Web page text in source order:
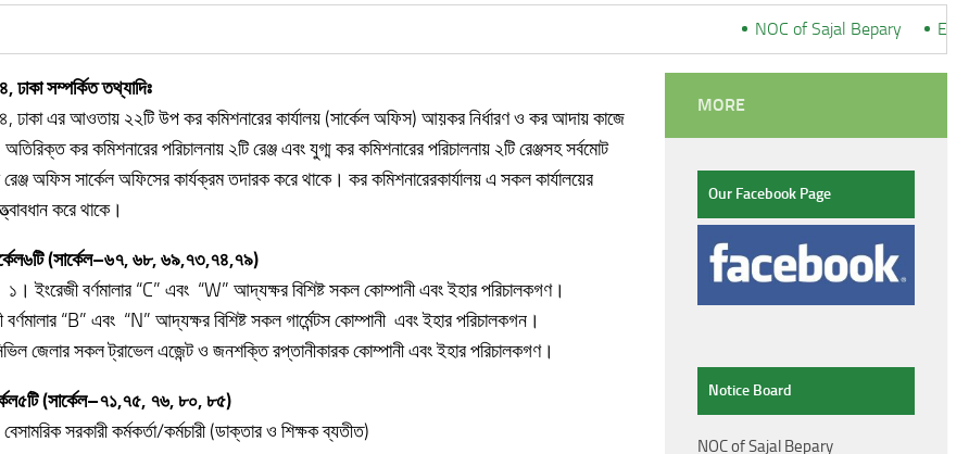
NOC of Sajal Bepary*** Ex-
,ঢাকা সম্পর্কিত তথ্যাদিঃ
ঢাকা এর আওতায় ২২টি উপ কর কমিশনারের কার্যালয় (সার্কেল অফিস) আয়কর নির্ধারণ ও কর আদায় কাজে
কর কমিশনারের পরিচালনায় ২টি রেঞ্জ এবং যুগ্ম কর কমিশনারের পরিচালনায় ২টি রেঞ্জসহ সর্বমোট
রেঞ্জ অফিস সার্কেল অফিসের কার্যক্রম তদারক করে থাকে। কর কমিশনারেরকার্যালয় এ সকল কার্যালয়ের
করে থাকে।
৬টি(সার্কেল–৬৭,৬৮,৬৯,৭৩,৭৪,৭৯)
১। ইংরেজী বর্ণমালার “C” এবং “W” আদ্যক্ষর বিশিষ্ট সকল কোম্পানী এবং ইহার পরিচালকগণ।
“B” এবং “N” আদ্যক্ষর বিশিষ্ট সকল গার্মেন্টস কোম্পানী এবং ইহার পরিচালকগন।
জেলার সকল ট্রাভেল এজেন্ট ও জনশক্তি রপ্তানীকারক কোম্পানী এবং ইহার পরিচালকগণ।
৫টি(সার্কেল–৭১,৭৫, ৭৬,৮০,৮৫)
সরকারী কর্মকর্তা/কর্মচারী (ডাক্তার ও শিক্ষক ব্যতীত)
MORE
Our Facebook Page
Notice Board
NOC of Sajal Bepary